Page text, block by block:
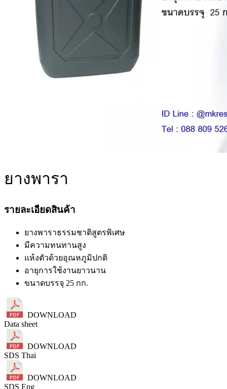
ยางพารา
รายละเอียดสินค้า
ยางพาราธรรมชาติสูตรพิเศษ
มีความทนทานสูง
แห้งตัวด้วยอุณหภูมิปกติ
อายุการใช้งานยาวนาน
ขนาดบรรจุ 25 กก.
DOWNLOAD
Data sheet
DOWNLOAD
SDS Thai
DOWNLOAD
SDS Eng